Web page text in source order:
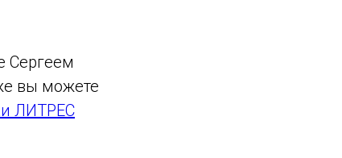
Сергеем
вы можете
ЛИТРЕС